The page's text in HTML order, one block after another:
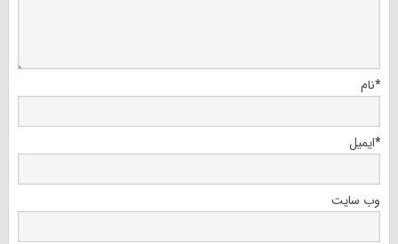
نام*
ایمیل*
وب‌ سایت